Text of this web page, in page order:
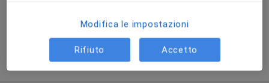
+ 4 prestazioni
Come funzionano i prezzi?
Modifica le impostazioni
Rifiuto Accetto